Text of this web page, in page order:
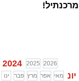
2024 2025 2026
ינו
פבר מרץ אפר מאי יונ